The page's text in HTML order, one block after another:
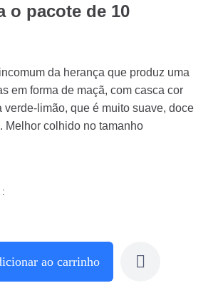
o pacote de 10
da herança que produz uma
em forma de maçã, com casca cor
verde-limão, que é muito suave, doce
Melhor colhido no tamanho
:
ao carrinho